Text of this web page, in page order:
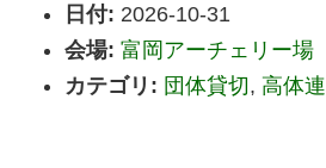
日付: 2026-10-31
会場: 富岡アーチェリー場
カテゴリ: 団体貸切 , 高体連